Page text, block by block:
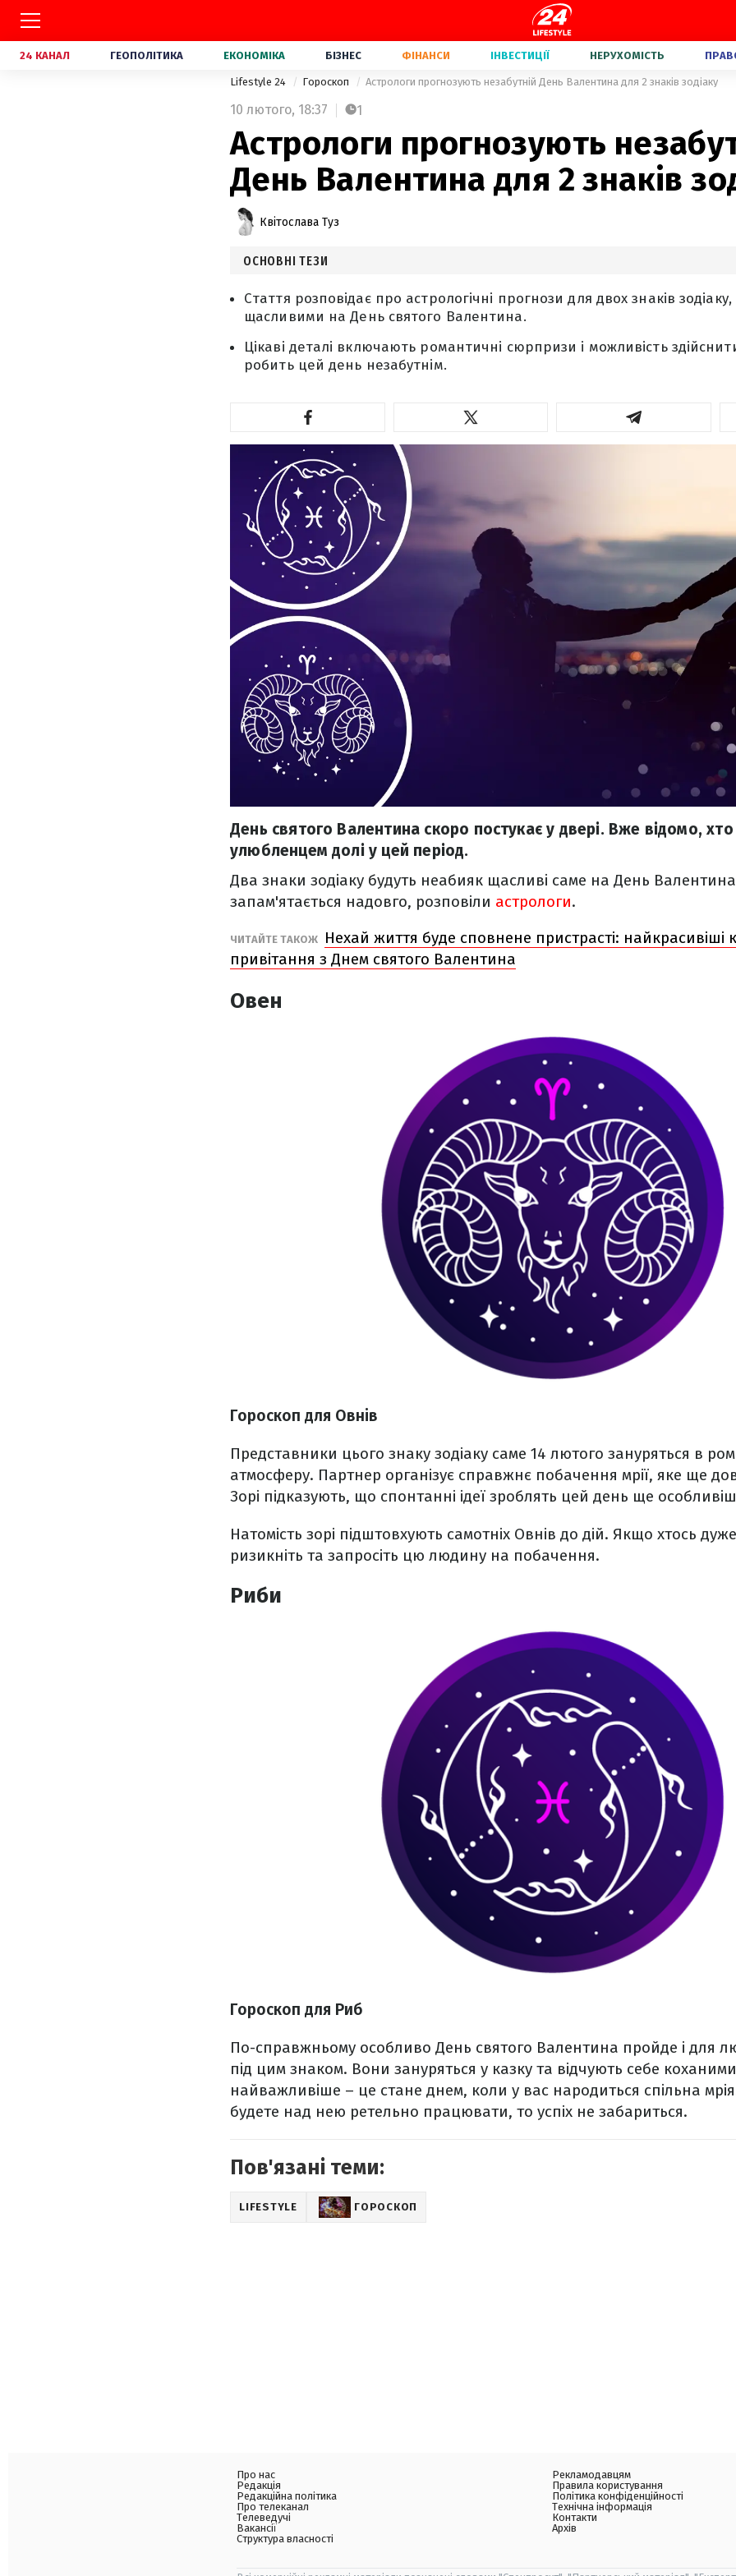
24 КАНАЛ ГЕОПОЛІТИКА ЕКОНОМІКА БІЗНЕС ФІНАНСИ ІНВЕСТИЦІЇ НЕРУХОМІСТЬ
Lifestyle 24 Гороскоп Астрологи прогнозують незабутній День Валентина для 2 знаків зодіаку
10 лютого, 18:37 1
Астрологи прогнозують
День Валентина для 2 знаків
Квітослава Туз
ОСНОВНІ ТЕЗИ
Стаття розповідає про астрологічні прогнози для двох знаків
щасливими на День святого Валентина.
Цікаві деталі включають романтичні сюрпризи і можливість
робить цей день незабутнім.
День святого Валентина скоро постукає у двері. Вже відомо,
улюбленцем долі у цей період.
Два знаки зодіаку будуть неабияк щасливі саме на День
запам'ятається надовго, розповіли астрологи.
ЧИТАЙТЕ ТАКОЖ
Нехай життя буде сповнене пристрасті: найкрасивіші
привітання з Днем святого Валентина
Овен
Гороскоп для Овнів
Представники цього знаку зодіаку саме 14 лютого зануряться в
атмосферу. Партнер організує справжнє побачення мрії, яке ще
Зорі підказують, що спонтанні ідеї зроблять цей день ще
Натомість зорі підштовхують самотніх Овнів до дій. Якщо хтось
ризикніть та запросіть цю людину на побачення.
Риби
Гороскоп для Риб
По-справжньому особливо День святого Валентина пройде і для
під цим знаком. Вони зануряться у казку та відчують себе
найважливіше – це стане днем, коли у вас народиться спільна
будете над нею ретельно працювати, то успіх не забариться.
Пов'язані теми:
LIFESTYLE ГОРОСКОП
Про нас
Редакція
Редакційна політика
Про телеканал
Телеведучі
Вакансії
Структура власності
Рекламодавцям
Правила користування
Політика конфіденційності
Технічна інформація
Контакти
Архів